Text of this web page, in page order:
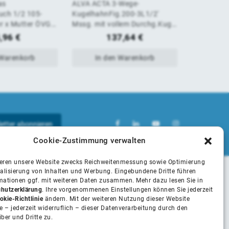
Cookie-Zustimmung verwalten
unsere Website zwecks Reichweitenmessung sowie Optimierung
von Inhalten und Werbung. Eingebundene Dritte führen
ggf. mit weiteren Daten zusammen. Mehr dazu lesen Sie in
. Ihre vorgenommenen Einstellungen können Sie jederzeit
Richtlinieändern. Mit der weiteren Nutzung dieser Website
– jederzeit widerruflich – dieser Datenverarbeitung durch den
und Dritte zu.
1/2 105-
Mutter ÖVGW
€
von
5
ALVA ACTA 3-Wege-
KugelhahnFig.200-3L1/2'
Mssg. mit vollem Durchg.Kugel
mit L-Bohrung137,64€
In den Warenkorb
Unsere Partner
Installateure